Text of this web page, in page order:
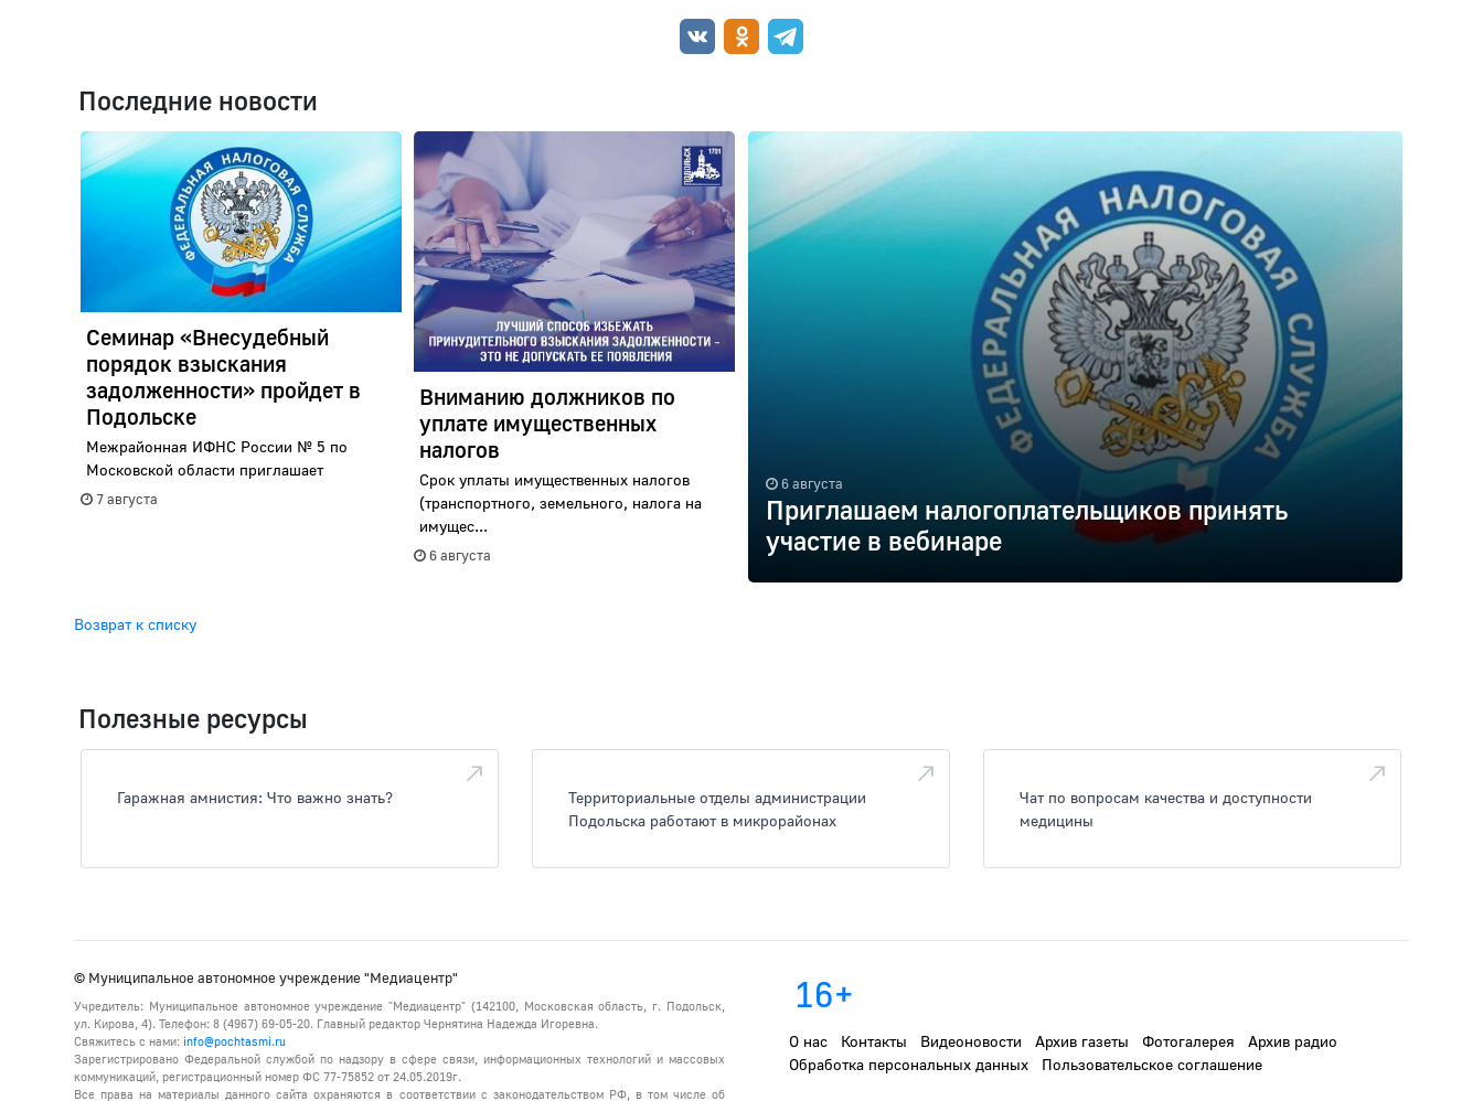
Последние новости
Семинар «Внесудебный
порядок взыскания
задолженности» пройдет в
Подольске
Межрайонная ИФНС России № 5 по
Московской области приглашает
7 августа
Вниманию должников по
уплате имущественных
налогов
Срок уплаты имущественных налогов
(транспортного, земельного, налога на
имущес...
6 августа
6 августа
Приглашаем налогоплательщиков принять
участие в вебинаре
Возврат к списку
Полезные ресурсы
Гаражная амнистия: Что важно знать?
Территориальные отделы администрации
Подольска работают в микрорайонах
Чат по вопросам качества и доступности
медицины
© Муниципальное автономное учреждение "Медиацентр"
Учредитель: Муниципальное автономное учреждение "Медиацентр" (142100, Московская область, г. Подольск,
ул. Кирова, 4). Телефон: 8 (4967) 69-05-20. Главный редактор Чернятина Надежда Игоревна.
Свяжитесь с нами: info@pochtasmi.ru
Зарегистрировано Федеральной службой по надзору в сфере связи, информационных технологий и массовых
коммуникаций, регистрационный номер ФС 77-75852 от 24.05.2019г.
Все права на материалы данного сайта охраняются в соответствии с законодательством РФ, в том числе об
16+
О нас Контакты Видеоновости Архив газеты Фотогалерея
Архив радио
Обработка персональных данных
Пользовательское соглашение